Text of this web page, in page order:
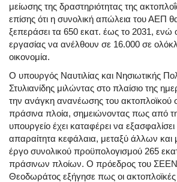
μείωσης της δραστηριότητας της
επίσης ότι η συνολική απώλεια του ΑΕΠ
ξεπεράσει τα 650 εκατ. έως το 2031, ενώ
εργασίας να ανέλθουν σε 16.000 σε
οικονομία.
Ο υπουργός Ναυτιλίας και Νησιωτικής
Στυλιανίδης μιλώντας στο πλαίσιο της
την ανάγκη ανανέωσης του ακτοπλοϊκού
πράσινα πλοία, σημειώνοντας πως από
υπουργείο έχει καταφέρει να
απαραίτητα κεφάλαια, μεταξύ άλλων
έργο συνολικού προϋπολογισμού 265
πράσινων πλοίων. Ο πρόεδρος του ΣΕΕΝ
Θεοδωράτος εξήγησε πως οι